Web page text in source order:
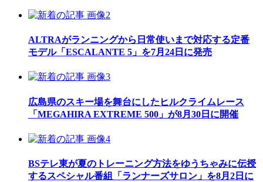
ALTRAがランニングから日常使いまで対応する定番
モデル「ESCALANTE 5」を7月24日に発売
広島県のスキー場を舞台にしたヒルクライムレース
「MEGAHIRA EXTREME 500」が8月30日に開催
BSテレ東が夏のトレーニング方法をゆうちゃみに伝授
するスペシャル番組「ランナーズサロン」を8月2日に